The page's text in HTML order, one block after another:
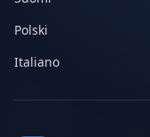
Polski
Italiano